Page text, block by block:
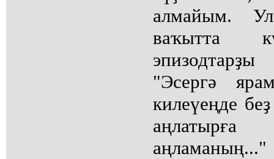
алмайым.
ваҡытта
"Эсергә
килеүеңде